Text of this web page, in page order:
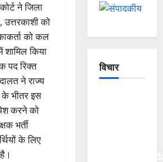
ने जिला
उत्तरकाशी को
को कल
शामिल किया
पद रिक्त
ने राज्य
के भीतर इस
करने को
भर्ती
के लिए
विचार